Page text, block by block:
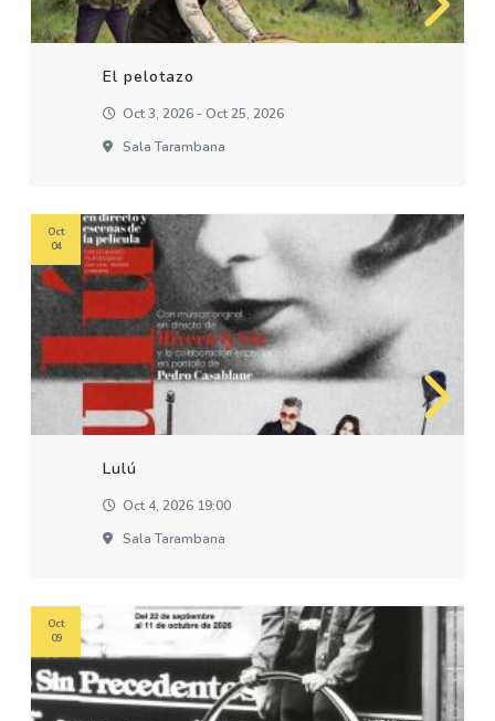
El pelotazo
Oct 3, 2026 - Oct 25, 2026
Sala Tarambana
Lulú
Oct 4, 2026 19:00
Sala Tarambana
Oct
04
Oct
09